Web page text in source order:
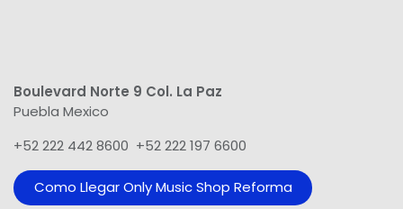
Boulevard Norte 9 Col. La Paz
Puebla Mexico
+52 222 442 8600 +52 222 197 6600
Como Llegar Only Music Shop​ Reforma